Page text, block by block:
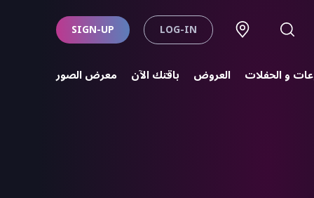
LOG-IN
SIGN-UP
و الحفلات‌ العروض باقتك الآن معرض الصور